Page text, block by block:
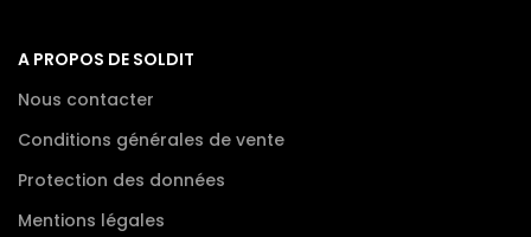
A PROPOS DE SOLDIT
Nous contacter
Conditions générales de vente
Protection des données
Mentions légales